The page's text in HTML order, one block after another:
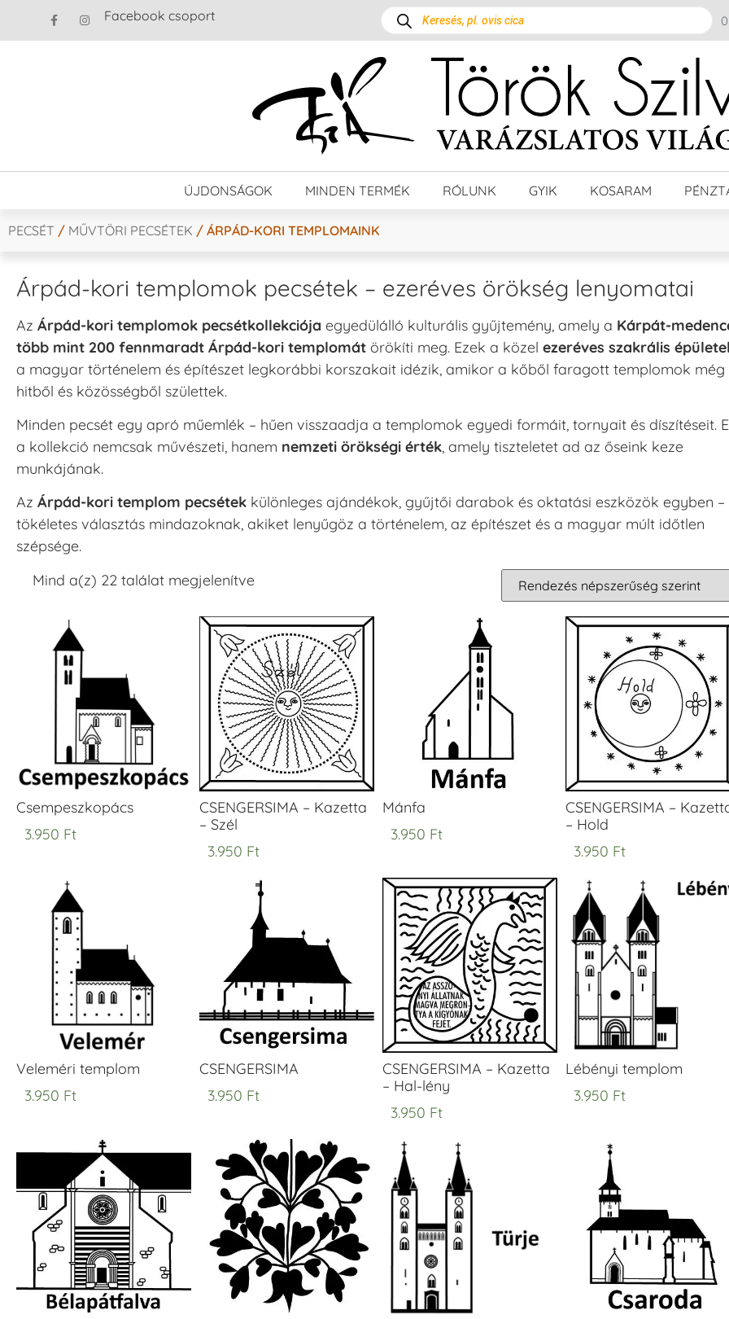
Facebook csoport 0
ÚJDONSÁGOK MINDEN TERMÉK RÓLUNK GYIK KOSARAM
PECSÉT / MŰVTÖRI PECSÉTEK / ÁRPÁD-KORI TEMPLOMAINK
Árpád-kori templomok pecsétek – ezeréves örökség lenyomatai
Az Árpád-kori templomok pecsétkollekciója egyedülálló kulturális gyűjtemény, amely a Kárpát-
több mint 200 fennmaradt Árpád-kori templomát örökíti meg. Ezek a közel ezeréves szakrális
a magyar történelem és építészet legkorábbi korszakait idézik, amikor a kőből faragott templomok még
hitből és közösségből születtek.
Minden pecsét egy apró műemlék – hűen visszaadja a templomok egyedi formáit, tornyait és díszítéseit.
a kollekció nemcsak művészeti, hanem nemzeti örökségi érték, amely tiszteletet ad az őseink keze
munkájának.
Az Árpád-kori templom pecsétek különleges ajándékok, gyűjtői darabok és oktatási eszközök egyben –
tökéletes választás mindazoknak, akiket lenyűgöz a történelem, az építészet és a magyar múlt időtlen
szépsége.
Mind a(z) 22 találat megjelenítve
Csempeszkopács
3.950 Ft
CSENGERSIMA – Kazetta
– Szél
3.950 Ft
Mánfa
3.950 Ft
CSENGERSIMA –
– Hold
3.950 Ft
Veleméri templom
3.950 Ft
CSENGERSIMA
3.950 Ft
CSENGERSIMA – Kazetta
– Hal-lény
3.950 Ft
Lébényi templom
3.950 Ft